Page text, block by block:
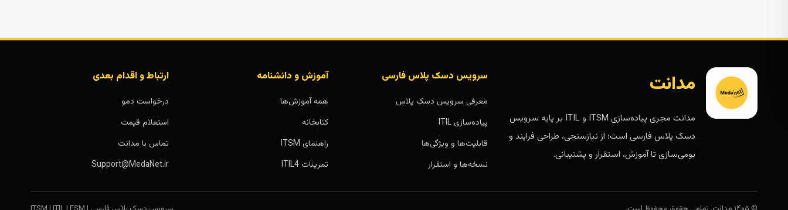
مدانت
مدانت مجری پیاده‌سازی ITSM و ITIL بر پایه سرویس
دسک پلاس فارسی است؛ از نیازسنجی، طراحی فرایند و
بومی‌سازی تا آموزش، استقرار و پشتیبانی.
سرویس دسک پلاس فارسی
معرفی سرویس دسک پلاس
پیاده‌سازی ITIL
قابلیت‌ها و ویژگی‌ها
نسخه‌ها و استقرار
آموزش و دانشنامه
همه آموزش‌ها
کتابخانه
راهنمای ITSM
تمرینات ITIL4
ارتباط و اقدام بعدی
درخواست دمو
استعلام قیمت
تماس با مدانت
Support@MedaNet.ir